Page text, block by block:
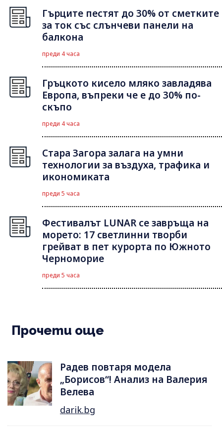
Гърците пестят до 30% от сметките
за ток със слънчеви панели на
балкона
преди 4 часа
Гръцкото кисело мляко завладява
Европа, въпреки че е до 30% по-
скъпо
преди 4 часа
Стара Загора залага на умни
технологии за въздуха, трафика и
икономиката
преди 5 часа
Фестивалът LUNAR се завръща на
морето: 17 светлинни творби
грейват в пет курорта по Южното
Черноморие
преди 5 часа
Прочети още
Радев повтаря модела
„Борисов“! Анализ на Валерия
Велева
darik.bg